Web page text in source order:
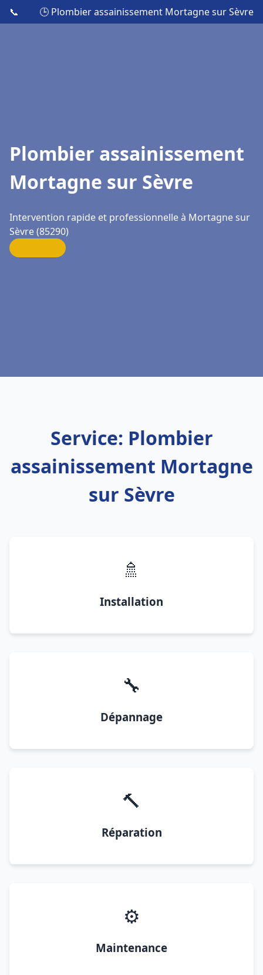
📞 🕒 Plombier assainissement Mortagne sur Sèvre
Plombier assainissement
Mortagne sur Sèvre
Intervention rapide et professionnelle à Mortagne sur
Sèvre (85290)
Service: Plombier
assainissement Mortagne
sur Sèvre
🚿
Installation
🔧
Dépannage
🔨
Réparation
⚙️
Maintenance